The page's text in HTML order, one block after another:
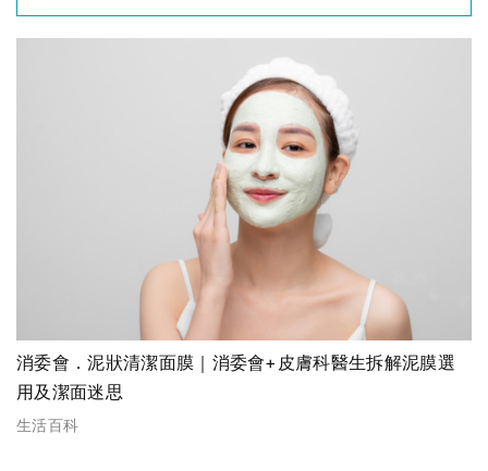
消委會．泥狀清潔面膜｜消委會+皮膚科醫生拆解泥膜選
用及潔面迷思
生活百科